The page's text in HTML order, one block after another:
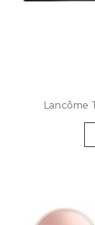
Lancôme